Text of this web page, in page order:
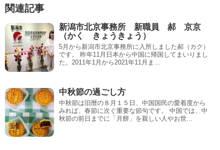
o
関連記事
新潟市北京事務所 新職員 郝 京京
（かく きょうきょう）
5月から新潟市北京事務所に入所しました郝（カク）
です。 昨年11月日本から中国に帰国してまいりまし
た。2011年1月から2021年11月ま...
中秋節の過ごし方
中秋節は旧暦の８月１５日、中国国民の愛着度から
みれば、春節に次ぐ重要な節句です。 中国では、中
秋節の前日までに「月餅」を親しい人やお世...